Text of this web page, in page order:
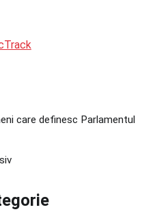
care definesc Parlamentul